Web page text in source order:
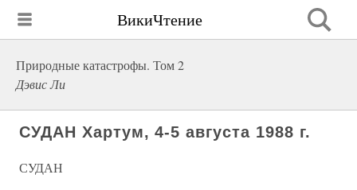
ВикиЧтение
Природные катастрофы. Том 2
Дэвис Ли
СУДАН Хартум, 4-5 августа 1988 г.
СУДАН